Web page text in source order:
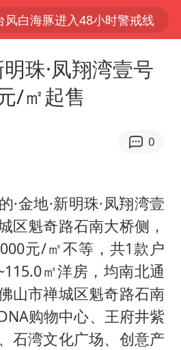
风白海豚进入48小时警戒线
佛得角门将亮相智利俱乐部主场
宇树科技发行价格150.80元/股
粮液渠道价一箱上涨近百元
被曝已秘密设立古巴工作组
法国下周开始禁止未经同意的电话营销
贵州轮胎子公司获美国退税8136万
小时不关空调 电费会更低吗
国养老床位“三连降”
明珠·凤翔湾壹号
/㎡起售
0
·金地·新明珠·凤翔湾壹
区魁奇路石南大桥侧，
元/㎡不等，共1款户
㎡洋房，均南北通
山市禅城区魁奇路石南
购物中心、王府井紫
石湾文化广场、创意产